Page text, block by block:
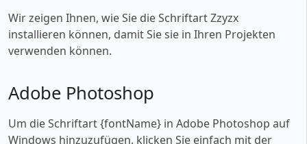
Wir zeigen Ihnen, wie Sie die Schriftart Zzyzx
installieren können, damit Sie sie in Ihren Projekten
verwenden können.
Adobe Photoshop
Um die Schriftart {fontName} in Adobe Photoshop auf
Windows hinzuzufügen, klicken Sie einfach mit der